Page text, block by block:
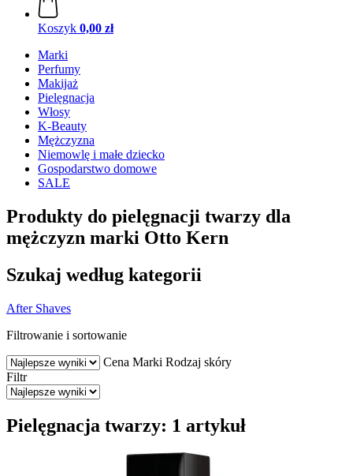
Koszyk 0,00 zł
Marki
Perfumy
Makijaż
Pielęgnacja
Włosy
K-Beauty
Mężczyzna
Niemowlę i małe dziecko
Gospodarstwo domowe
SALE
Produkty do pielęgnacji twarzy dla
mężczyzn marki Otto Kern
Szukaj według kategorii
After Shaves
Filtrowanie i sortowanie
Cena Marki Rodzaj skóry
Filtr
Pielęgnacja twarzy: 1 artykuł